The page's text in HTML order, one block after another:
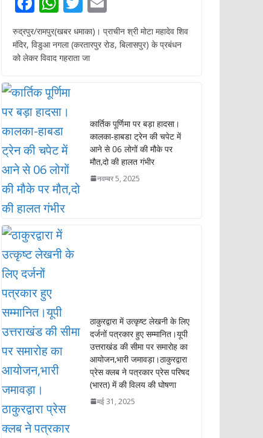
ac
e
b
o
k
h
at
s
A
p
p
w
itt
er
m
ai
रुद्रपुर/रामपुर(खबर धमाका)। प्राचीन श्री मोटा महादेव शिव
मंदिर, विडुआ नगला (करतारपुर रोड, बिलासपुर) के प्रबंधन
को लेकर विवाद गहराता जा
कार्तिक पूर्णिमा पर बड़ा हादसा।
कालका-हाबडा ट्रेन की चपेट में
आने से 06 लोगों की मौके पर
मौत,दो की हालत गंभीर
नवम्बर 5, 2025
ठाकुरद्वारा में उत्कृष्ट लेखनी के लिए
दर्जनों पत्रकार हुए सम्मानित।यूपी
उत्तराखंड की सीमा पर समारोह का
आयोजन,भारी जमावड़ा।ठाकुरद्वारा
प्रेस क्लब ने पत्रकार प्रेस परिषद
(भारत) में की विलय की घोषणा
मई 31, 2025